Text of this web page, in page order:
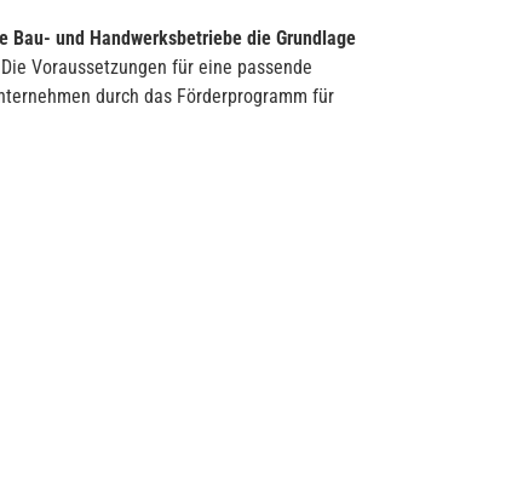
und Handwerksbetriebe die Grundlage
Voraussetzungen für eine passende
durch das Förderprogramm für